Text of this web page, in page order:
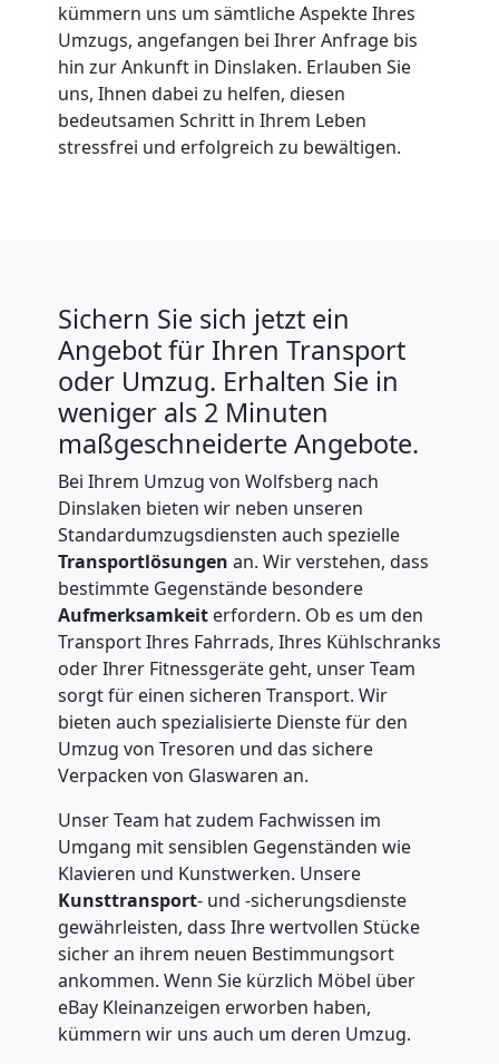
kümmern uns um sämtliche Aspekte Ihres
Umzugs, angefangen bei Ihrer Anfrage bis
hin zur Ankunft in Dinslaken. Erlauben Sie
uns, Ihnen dabei zu helfen, diesen
bedeutsamen Schritt in Ihrem Leben
stressfrei und erfolgreich zu bewältigen.
Sichern Sie sich jetzt ein
Angebot für Ihren Transport
oder Umzug. Erhalten Sie in
weniger als 2 Minuten
maßgeschneiderte Angebote.
Bei Ihrem Umzug von Wolfsberg nach
Dinslaken bieten wir neben unseren
Standardumzugsdiensten auch spezielle
Transportlösungen an. Wir verstehen, dass
bestimmte Gegenstände besondere
Aufmerksamkeit erfordern. Ob es um den
Transport Ihres Fahrrads, Ihres Kühlschranks
oder Ihrer Fitnessgeräte geht, unser Team
sorgt für einen sicheren Transport. Wir
bieten auch spezialisierte Dienste für den
Umzug von Tresoren und das sichere
Verpacken von Glaswaren an.
Unser Team hat zudem Fachwissen im
Umgang mit sensiblen Gegenständen wie
Klavieren und Kunstwerken. Unsere
Kunsttransport- und -sicherungsdienste
gewährleisten, dass Ihre wertvollen Stücke
sicher an ihrem neuen Bestimmungsort
ankommen. Wenn Sie kürzlich Möbel über
eBay Kleinanzeigen erworben haben,
kümmern wir uns auch um deren Umzug.